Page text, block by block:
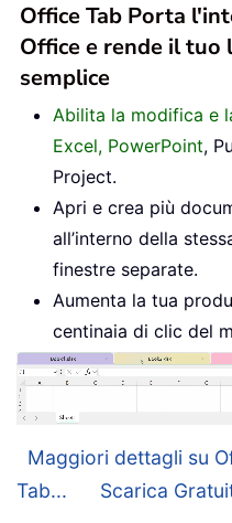
Office Tab Porta
Office e rende il
semplice
Abilita la modifica e
Excel, PowerPoint,
Project.
Apri e crea più
all’interno della
finestre separate.
Aumenta la tua
centinaia di clic del
Maggiori dettagli su
Tab...
Scarica